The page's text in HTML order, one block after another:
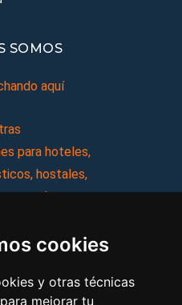
cookies
y otras técnicas
mejorar tu
SOMOS
aquí
para hoteles,
hostales,
de